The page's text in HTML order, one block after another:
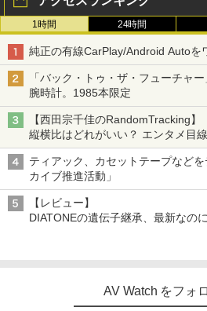
1時間 24時間
純正の有線CarPlay/Android Autoを
「バック・トゥ・ザ・フューチャ
腕時計。1985本限定
【西田宗千佳のRandomTracking】
縦横比はどれがいい？ エンタメ目
「Galaxy Z Fold」
ティアック、カセットテープなど
カイブ推進活動」
【レビュー】
DIATONEの遺伝子継承、最新なの
AV Watch をフォ